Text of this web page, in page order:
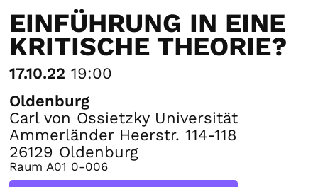
EINFÜHRUNG IN EINE
KRITISCHE THEORIE?
17.10.22 19:00
Oldenburg
Carl von Ossietzky Universität
Ammerländer Heerstr. 114-118
26129 Oldenburg
Raum A01 0-006